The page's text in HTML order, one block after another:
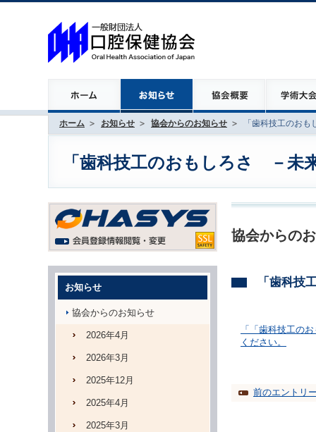
ホーム お知らせ 協会からのお知らせ 「歯科技工のお
「歯科技工のおもしろさ －未
協会からの
「歯科
「「歯科技工の
ください。
前のエントリ
お知らせ
協会からのお知らせ
2026年4月
2026年3月
2025年12月
2025年4月
2025年3月